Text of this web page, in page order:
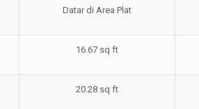
Datar di Area Plat
16.67 sq ft
20.28 sq ft